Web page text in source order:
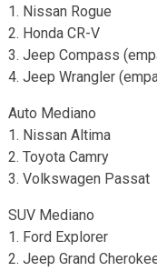
1. Nissan Rogue
2. Honda CR-V
3. Jeep Compass
4. Jeep Wrangler
Auto Mediano
1. Nissan Altima
2. Toyota Camry
3. Volkswagen Passat
SUV Mediano
1. Ford Explorer
2. Jeep Grand